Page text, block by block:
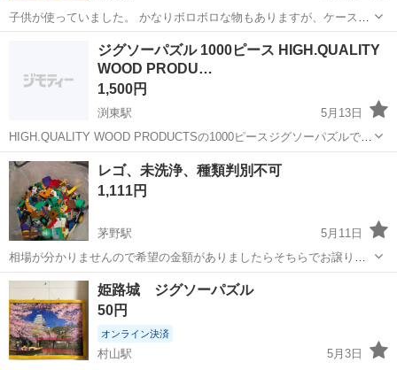
子供が使っていました。 かなりボロボロな物もありますが、ケース付
きでお譲りしますので処分は個々で判断ください。 パズル②もありま
す。まとめての取引歓迎です！
パズル ボロボロ
ジグソーパズル 1000ピース HIGH.QUALITY
WOOD PRODU…
1,500円
渕東駅
5月13日
HIGH.QUALITY WOOD PRODUCTSの1000ピースジグソーパズルで
す。 未開封の新品で、パッケージに目立った傷や汚れはありません。
完成サイズは750x500mmです。 【ピース数】1000ピース 【完成...
長野 松本市 渕東駅 パズル ピース
レゴ、未洗浄、種類判別不可
1,111円
茅野駅
5月11日
相場が分かりませんので希望の金額がありましたらそちらでお譲りし
たいです。 子供が使ってたものなので神経質な方はご遠慮ください。
無いパーツなどあると思いますが確認できないので了承いただける方
でお願いします。
長野 茅野市 茅野駅 パズル 種類
姫路城 ジグソーパズル
50円
オンライン決済
村山駅 5月3日